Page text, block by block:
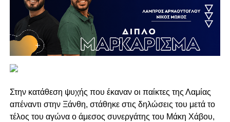
Στην κατάθεση ψυχής που έκαναν οι παίκτες της Λαμίας
απέναντι στην Ξάνθη, στάθηκε στις δηλώσεις του μετά το
τέλος του αγώνα ο άμεσος συνεργάτης του Μάκη Χάβου,